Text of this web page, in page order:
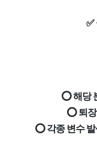
✅
⭕ 해당
⭕ 퇴
⭕ 각종 변수